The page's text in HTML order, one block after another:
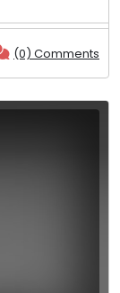
(0) Comments